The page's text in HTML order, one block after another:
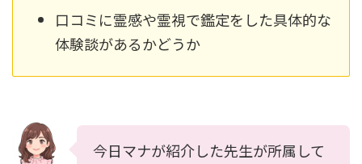
口コミに霊感や霊視で鑑定をした具体的な
体験談があるかどうか
今日マナが紹介した先生が所属して